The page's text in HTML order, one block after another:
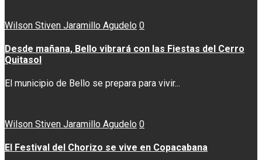
Wilson Stiven Jaramillo Agudelo 0
Desde mañana, Bello vibrará con las Fiestas del Cerro
Quitasol
El municipio de Bello se prepara para vivir...
Wilson Stiven Jaramillo Agudelo 0
El Festival del Chorizo se vive en Copacabana